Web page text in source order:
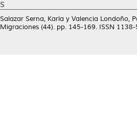
S
Salazar Serna, Karla y Valencia Londoño,
Migraciones (44). pp. 145-169. ISSN